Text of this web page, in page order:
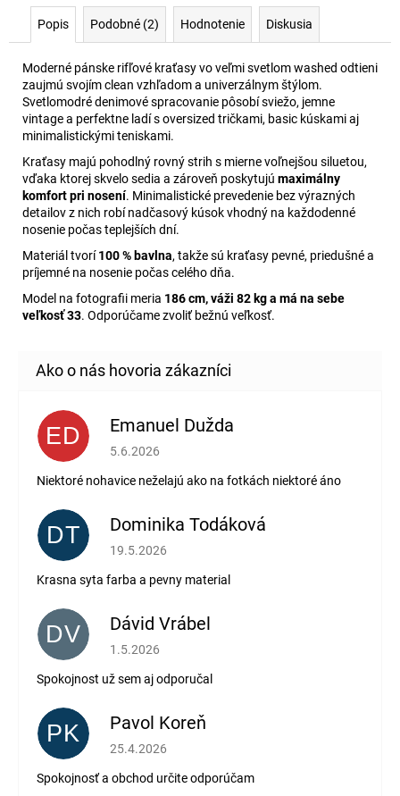
Popis Podobné (2) Hodnotenie Diskusia
Moderné pánske rifľové kraťasy vo veľmi svetlom washed odtieni
zaujmú svojím clean vzhľadom a univerzálnym štýlom.
Svetlomodré denimové spracovanie pôsobí sviežo, jemne
vintage a perfektne ladí s oversized tričkami, basic kúskami aj
minimalistickými teniskami.
Kraťasy majú pohodlný rovný strih s mierne voľnejšou siluetou,
vďaka ktorej skvelo sedia a zároveň poskytujú maximálny
komfort pri nosení. Minimalistické prevedenie bez výrazných
detailov z nich robí nadčasový kúsok vhodný na každodenné
nosenie počas teplejších dní.
Materiál tvorí100 % bavlna, takže sú kraťasy pevné, priedušné a
príjemné na nosenie počas celého dňa.
Model na fotografii meria 186 cm, váži 82 kg a má na sebe
veľkosť 33. Odporúčame zvoliť bežnú veľkosť.
ED Emanuel Dužda
Hodnotenie obchodu je 2 z 5 hviezdičiek.
5.6.2026
Niektoré nohavice neželajú ako na fotkách niektoré áno
DT Dominika Todáková
Hodnotenie obchodu je 5 z 5 hviezdičiek.
19.5.2026
Krasna syta farba a pevny material
DV Dávid Vrábel
Hodnotenie obchodu je 5 z 5 hviezdičiek.
1.5.2026
Spokojnost už sem aj odporučal
PK Pavol Koreň
Hodnotenie obchodu je 5 z 5 hviezdičiek.
25.4.2026
Spokojnosť a obchod určite odporúčam